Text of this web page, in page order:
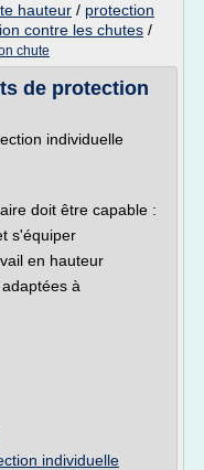
hauteur / protection
contre les chutes /
chute
de protection
individuelle
doit être capable :
s'équiper
en hauteur
à
individuelle